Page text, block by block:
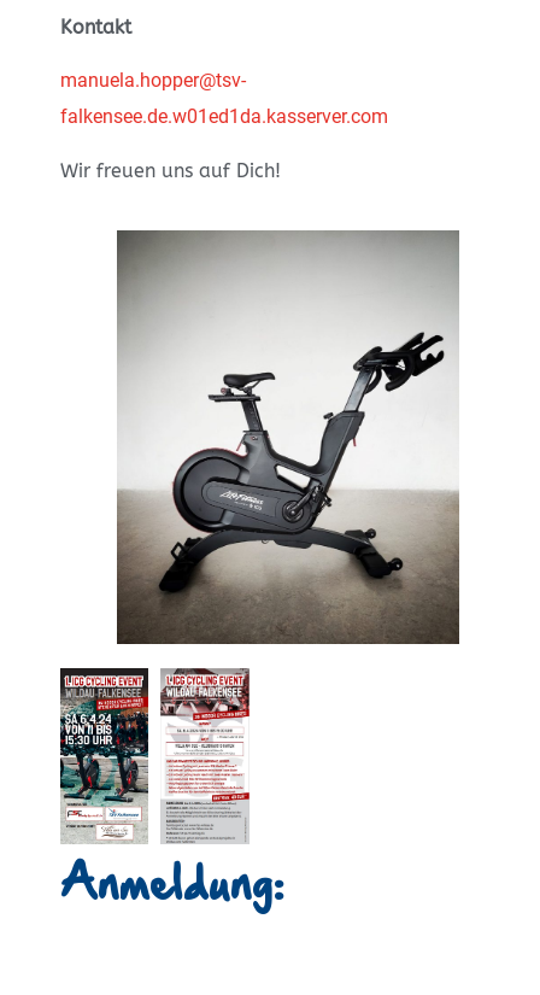
Kontakt
manuela.hopper@tsv-
falkensee.de.w01ed1da.kasserver.com
Wir freuen uns auf Dich!
Anmeldung: